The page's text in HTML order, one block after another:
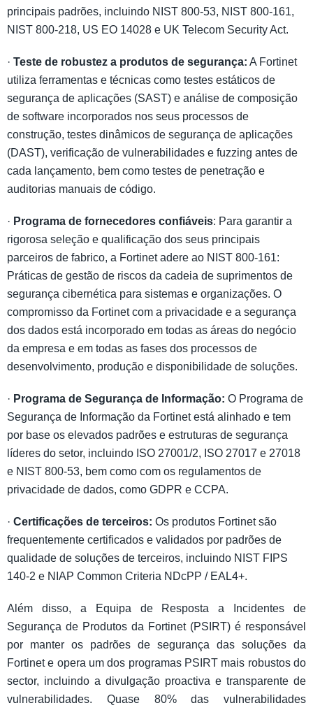
principais padrões, incluindo NIST 800-53, NIST 800-161,
NIST 800-218, US EO 14028 e UK Telecom Security Act.
· Teste de robustez a produtos de segurança: A Fortinet
utiliza ferramentas e técnicas como testes estáticos de
segurança de aplicações (SAST) e análise de composição
de software incorporados nos seus processos de
construção, testes dinâmicos de segurança de aplicações
(DAST), verificação de vulnerabilidades e fuzzing antes de
cada lançamento, bem como testes de penetração e
auditorias manuais de código.
· Programa de fornecedores confiáveis: Para garantir a
rigorosa seleção e qualificação dos seus principais
parceiros de fabrico, a Fortinet adere ao NIST 800-161:
Práticas de gestão de riscos da cadeia de suprimentos de
segurança cibernética para sistemas e organizações. O
compromisso da Fortinet com a privacidade e a segurança
dos dados está incorporado em todas as áreas do negócio
da empresa e em todas as fases dos processos de
desenvolvimento, produção e disponibilidade de soluções.
· Programa de Segurança de Informação: O Programa de
Segurança de Informação da Fortinet está alinhado e tem
por base os elevados padrões e estruturas de segurança
líderes do setor, incluindo ISO 27001/2, ISO 27017 e 27018
e NIST 800-53, bem como com os regulamentos de
privacidade de dados, como GDPR e CCPA.
· Certificações de terceiros: Os produtos Fortinet são
frequentemente certificados e validados por padrões de
qualidade de soluções de terceiros, incluindo NIST FIPS
140-2 e NIAP Common Criteria NDcPP / EAL4+.
Além disso, a Equipa de Resposta a Incidentes de
Segurança de Produtos da Fortinet (PSIRT) é responsável
por manter os padrões de segurança das soluções da
Fortinet e opera um dos programas PSIRT mais robustos do
sector, incluindo a divulgação proactiva e transparente de
vulnerabilidades. Quase 80% das vulnerabilidades